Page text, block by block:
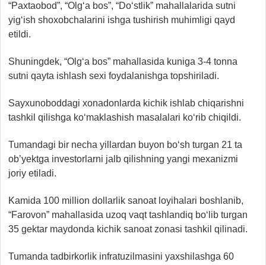
“Paxtaobod”, “Olg‘a bos”, “Do‘stlik” mahallalarida sutni
yig‘ish shoxobchalarini ishga tushirish muhimligi qayd
etildi.
Shuningdek, “Olg‘a bos” mahallasida kuniga 3-4 tonna
sutni qayta ishlash sexi foydalanishga topshiriladi.
Sayxunoboddagi xonadonlarda kichik ishlab chiqarishni
tashkil qilishga ko‘maklashish masalalari ko‘rib chiqildi.
Tumandagi bir necha yillardan buyon bo‘sh turgan 21 ta
ob’yektga investorlarni jalb qilishning yangi mexanizmi
joriy etiladi.
Kamida 100 million dollarlik sanoat loyihalari boshlanib,
“Farovon” mahallasida uzoq vaqt tashlandiq bo‘lib turgan
35 gektar maydonda kichik sanoat zonasi tashkil qilinadi.
Tumanda tadbirkorlik infratuzilmasini yaxshilashga 60